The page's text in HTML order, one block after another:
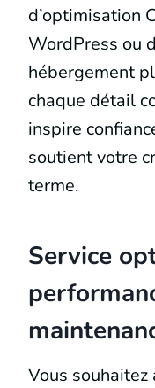
d’optimisation
WordPress ou
hébergement
chaque détail
inspire
soutient votre
terme.
Service
Vous